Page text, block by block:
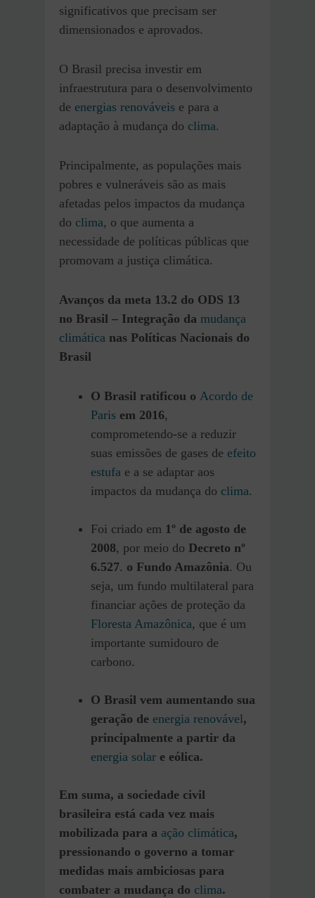
significativos que precisam ser
dimensionados e aprovados.
O Brasil precisa investir em
infraestrutura para o desenvolvimento
de energias renováveis e para a
adaptação à mudança do clima.
Principalmente, as populações mais
pobres e vulneráveis ​​são as mais
afetadas pelos impactos da mudança
do clima, o que aumenta a
necessidade de políticas públicas que
promovam a justiça climática.
Avanços da meta 13.2 do ODS 13
no Brasil – Integração da mudança
climática nas Políticas Nacionais do
Brasil
O Brasil ratificou o Acordo de
Paris em 2016,
comprometendo-se a reduzir
suas emissões de gases de efeito
estufa e a se adaptar aos
impactos da mudança do clima.
Foi criado em 1º de agosto de
2008, por meio do Decreto nº
6.527. o Fundo Amazônia. Ou
seja, um fundo multilateral para
financiar ações de proteção da
Floresta Amazônica, que é um
importante sumidouro de
carbono.
O Brasil vem aumentando sua
geração de energia renovável,
principalmente a partir da
energia solar e eólica.
Em suma, a sociedade civil
brasileira está cada vez mais
mobilizada para a ação climática,
pressionando o governo a tomar
medidas mais ambiciosas para
combater a mudança do clima.